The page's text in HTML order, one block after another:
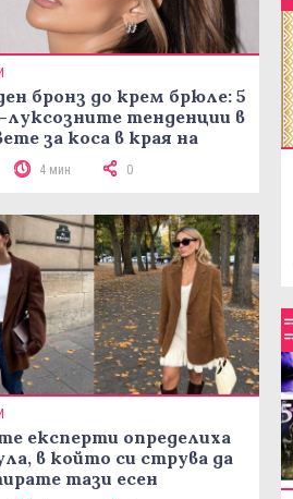
бронз до крем брюле: 5
луксозните тенденции в
за коса в края на
4 мин 0
експерти определиха
в който си струва да
тази есен